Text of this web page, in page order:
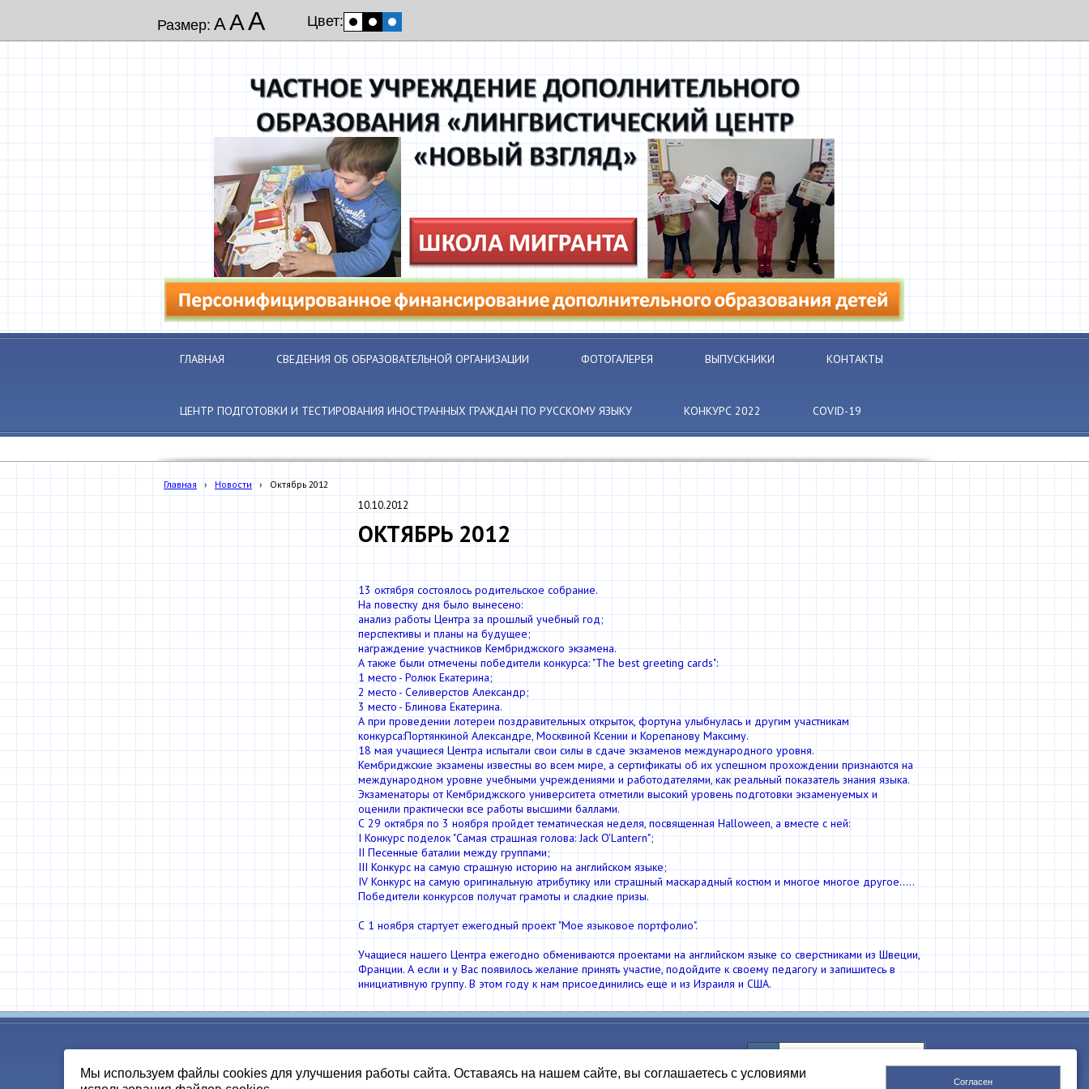
Размер: ААА Цвет:
ГЛАВНАЯ СВЕДЕНИЯ ОБ ОБРАЗОВАТЕЛЬНОЙ ОРГАНИЗАЦИИ ФОТОГАЛЕРЕЯ ВЫПУСКНИКИ КОНТАКТЫ
ЦЕНТР ПОДГОТОВКИ И ТЕСТИРОВАНИЯ ИНОСТРАННЫХ ГРАЖДАН ПО РУССКОМУ ЯЗЫКУ КОНКУРС 2022 COVID-19
Главная › Новости › Октябрь 2012
10.10.2012
ОКТЯБРЬ 2012
13 октября состоялось родительское собрание.
На повестку дня было вынесено:
анализ работы Центра за прошлый учебный год;
перспективы и планы на будущее;
награждение участников Кембриджского экзамена.
А также были отмечены победители конкурса: "The best greeting cards":
1 место - Ролюк Екатерина;
2 место - Селиверстов Александр;
3 место - Блинова Екатерина.
А при проведении лотереи поздравительных открыток, фортуна улыбнулась и другим участникам
конкурса:Портянкиной Александре, Москвиной Ксении и Корепанову Максиму.
18 мая учащиеся Центра испытали свои силы в сдаче экзаменов международного уровня.
Кембриджские экзамены известны во всем мире, а сертификаты об их успешном прохождении признаются на
международном уровне учебными учреждениями и работодателями, как реальный показатель знания языка.
Экзаменаторы от Кембриджского университета отметили высокий уровень подготовки экзаменуемых и
оценили практически все работы высшими баллами.
С 29 октября по 3 ноября пройдет тематическая неделя, посвященная Halloween, а вместе с ней:
I Конкурс поделок "Самая страшная голова: Jack O'Lantern";
II Песенные баталии между группами;
III Конкурс на самую страшную историю на английском языке;
IV Конкурс на самую оригинальную атрибутику или страшный маскарадный костюм и многое многое другое.....
Победители конкурсов получат грамоты и сладкие призы.
С 1 ноября стартует ежегодный проект "Мое языковое портфолио".
Учащиеся нашего Центра ежегодно обмениваются проектами на английском языке со сверстниками из Швеции,
Франции. А если и у Вас появилось желание принять участие, подойдите к своему педагогу и запишитесь в
инициативную группу. В этом году к нам присоединились еще и из Израиля и США.
Мы используем файлы cookies для улучшения работы сайта. Оставаясь на нашем сайте, вы соглашаетесь с условиями
Согласен